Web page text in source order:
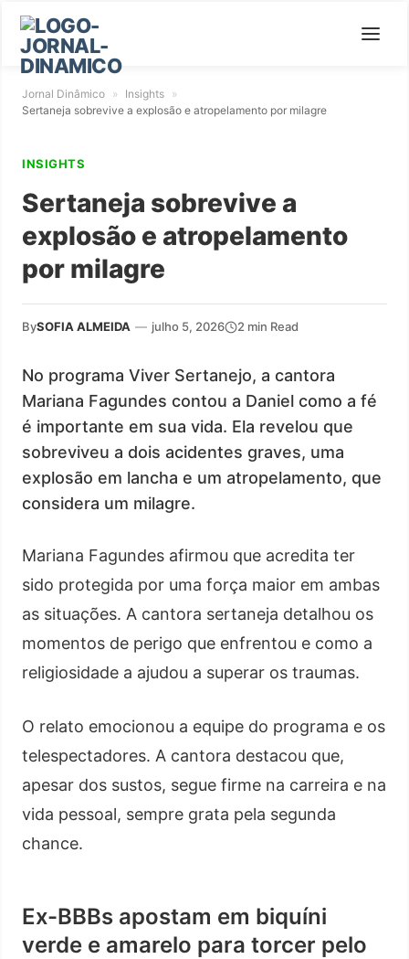
Jornal Dinâmico » Insights »
Sertaneja sobrevive a explosão e atropelamento por milagre
INSIGHTS
Sertaneja sobrevive a
explosão e atropelamento
por milagre
BySOFIA ALMEIDA — julho 5, 2026 2 min Read
No programa Viver Sertanejo, a cantora
Mariana Fagundes contou a Daniel como a fé
é importante em sua vida. Ela revelou que
sobreviveu a dois acidentes graves, uma
explosão em lancha e um atropelamento, que
considera um milagre.
Mariana Fagundes afirmou que acredita ter
sido protegida por uma força maior em ambas
as situações. A cantora sertaneja detalhou os
momentos de perigo que enfrentou e como a
religiosidade a ajudou a superar os traumas.
O relato emocionou a equipe do programa e os
telespectadores. A cantora destacou que,
apesar dos sustos, segue firme na carreira e na
vida pessoal, sempre grata pela segunda
chance.
Ex-BBBs apostam em biquíni
verde e amarelo para torcer pelo